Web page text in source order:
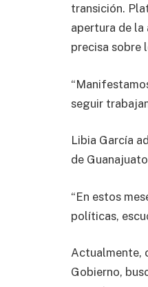
transición.
apertura de
precisa sobre
seguir
Libia García
de
“En estos
políticas,
Actualmente,
Gobierno,